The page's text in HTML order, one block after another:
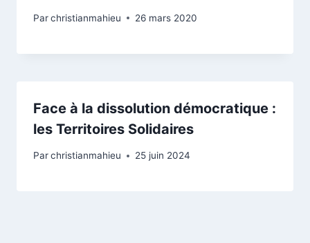
Parchristianmahieu 26 mars 2020
Face à la dissolution démocratique :
les Territoires Solidaires
Parchristianmahieu 25 juin 2024